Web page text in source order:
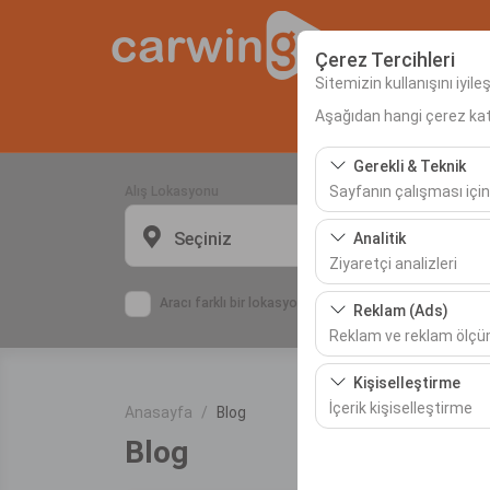
Çerez Tercihleri
Sitemizin kullanışını
Aşağıdan hangi çerez
Gerekli & Teknik
Sayfanın çalışması
Bu çerezler sitenin
bırakılamaz.
Analitik
Ziyaretçi analizleri
Bu çerezler, sitemizin
etmemizi sağlar. Bu
Reklam (Ads)
Reklam ve reklam
Bu çerezler, size ilgi
etkinliğini (gösterim
Kişiselleştirme
İçerik kişiselleştirme
deneyiminizin
Seçiniz
Aracı farklı bir lokasyona bırakacağım
Anasayfa Blog
Blog